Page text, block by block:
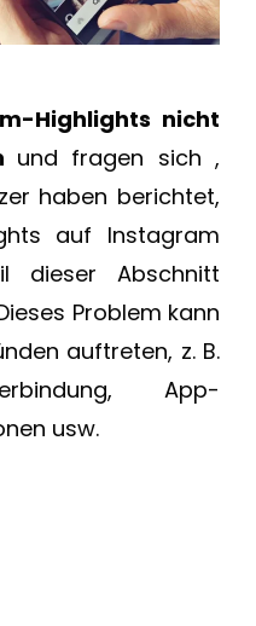
Highlights nicht
und fragen sich ,
haben berichtet,
auf Instagram
dieser Abschnitt
Problem kann
auftreten, z. B.
App-
usw.